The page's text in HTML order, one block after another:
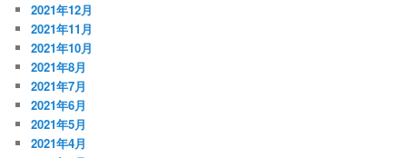
2021年12月
2021年11月
2021年10月
2021年8月
2021年7月
2021年6月
2021年5月
2021年4月